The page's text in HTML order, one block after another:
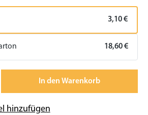
3,10 €
18,60 €
Gib den gewünschten
In den Warenkorb
hinzufügen